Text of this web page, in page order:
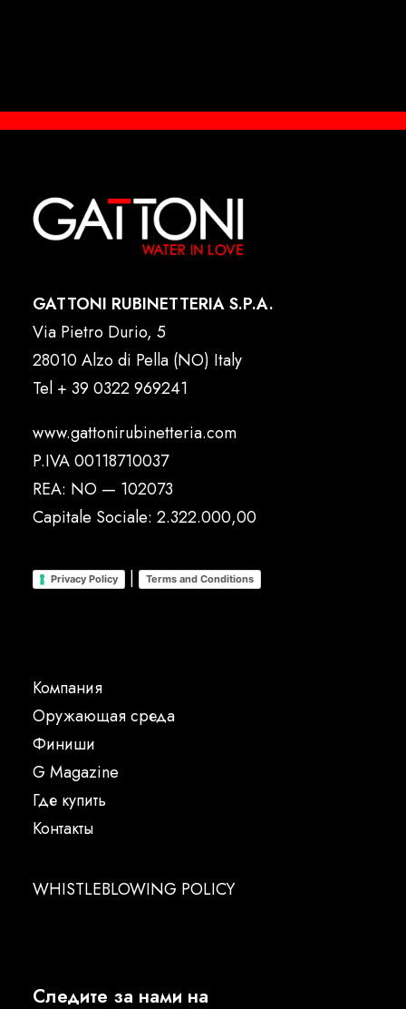
GATTONI RUBINETTERIA S.P.A.
Via Pietro Durio, 5
28010 Alzo di Pella (NO) Italy
Tel + 39 0322 969241
www.gattonirubinetteria.com
P.IVA 00118710037
REA: NO — 102073
Capitale Sociale: 2.322.000,00
Privacy Policy | Terms and Conditions
Компания
Oружающая среда
Финиши
G Magazine
Где купить
Контакты
WHISTLEBLOWING POLICY
Следите за нами на